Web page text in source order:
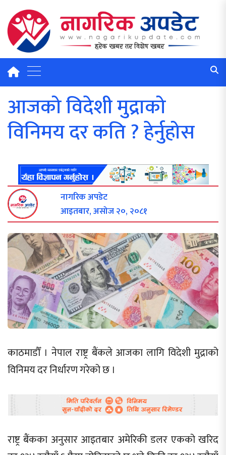
आजको विदेशी मुद्राको
विनिमय दर कति ? हेर्नुहोस
नागरिक अपडेट
आइतबार, असोज २०, २०८१
काठमाडौँ । नेपाल राष्ट्र बैंकले आजका लागि विदेशी मुद्राको
विनिमय दर निर्धारण गरेको छ ।
राष्ट्र बैंकका अनुसार आइतबार अमेरिकी डलर एकको खरिद